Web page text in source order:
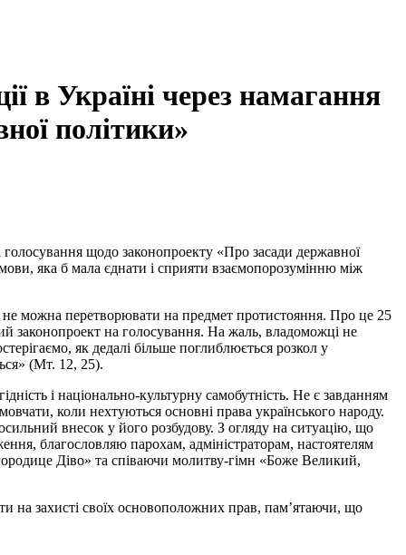
в Україні через намагання
політики»
щодо законопроекту «Про засади державної
яка б мала єднати і сприяти взаємопорозумінню між
не можна перетворювати на предмет протистояння. Про це 25
законопроект на голосування. На жаль, владоможці не
як дедалі більше поглиблюється розкол у
(Мт. 12, 25).
і національно-культурну самобутність. Не є завданням
коли нехтуються основні права українського народу.
внесок у його розбудову. З огляду на ситуацію, що
благословляю парохам, адміністраторам, настоятелям
Діво» та співаючи молитву-гімн «Боже Великий,
на захисті своїх основоположних прав, пам’ятаючи, що